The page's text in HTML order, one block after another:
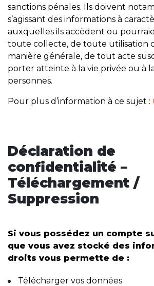
sanctions pénales. Ils doivent
s’agissant des informations à
auxquelles ils accèdent ou
toute collecte, de toute utilisation
manière générale, de tout acte
porter atteinte à la vie privée ou à
personnes.
Pour plus d’information à ce sujet :
Déclaration de
confidentialité –
Téléchargement /
Suppression
Si vous possédez un compte
que vous avez stocké des
droits vous permette de :
Télécharger vos données